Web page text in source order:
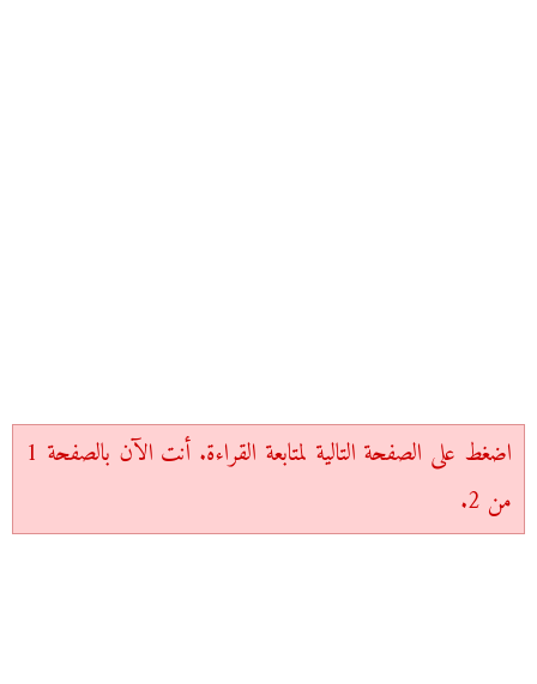
اضغط على الصفحة التالية لمتابعة القراءة. أنت الآن بالصفحة 1
من 2.